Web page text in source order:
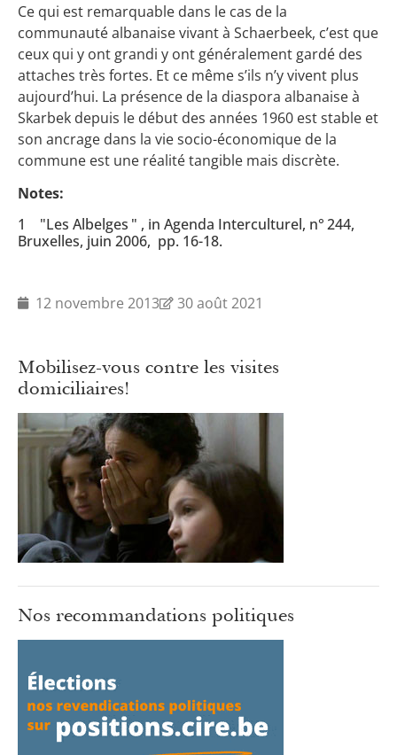
Ce qui est remarquable dans le cas de la
communauté albanaise vivant à Schaerbeek, c’est que
ceux qui y ont grandi y ont généralement gardé des
attaches très fortes. Et ce même s’ils n’y vivent plus
aujourd’hui. La présence de la diaspora albanaise à
Skarbek depuis le début des années 1960 est stable et
son ancrage dans la vie socio-économique de la
commune est une réalité tangible mais discrète.
Notes:
1 "Les Albelges ­" , in Agenda Interculturel, n° 244,
Bruxelles, juin 2006, pp. 16-18.
12 novembre 2013 30 août 2021
Mobilisez-vous contre les visites
domiciliaires!
Nos recommandations politiques